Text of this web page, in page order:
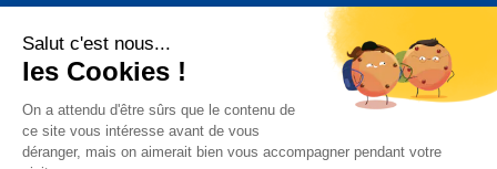
Copyright © 2022 Mairie de Claira | Réalisation
:Emmaluc Communication
Salut c'est nous...
les Cookies !
On a attendu d'être sûrs que le contenu de
ce site vous intéresse avant de vous
déranger, mais on aimerait bien vous accompagner pendant votre